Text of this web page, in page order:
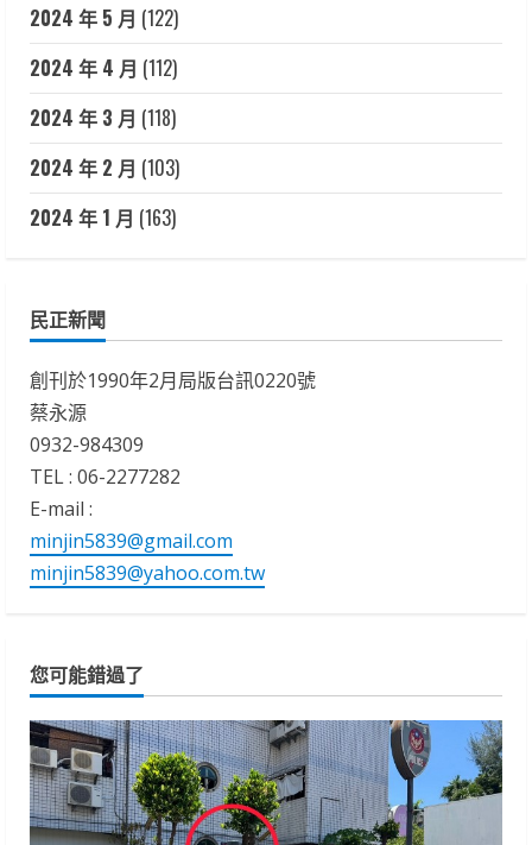
2024 年 5 月 (122)
2024 年 4 月 (112)
2024 年 3 月 (118)
2024 年 2 月 (103)
2024 年 1 月 (163)
民正新聞
創刊於1990年2月局版台訊0220號
蔡永源
0932-984309
TEL : 06-2277282
E-mail :
minjin5839@gmail.com
minjin5839@yahoo.com.tw
您可能錯過了